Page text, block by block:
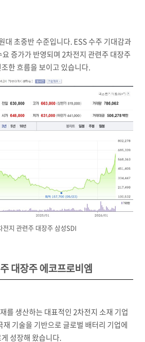
대 초중반 수준입니다. ESS 수주 기대감과
증가가 반영되며 2차전지 관련주 대장주
한 흐름을 보이고 있습니다.
전지 관련주 대장주 삼성SDI
대장주 에코프로비엠
를 생산하는 대표적인 2차전지 소재 기업
재 기술을 기반으로 글로벌 배터리 기업에
성장해 왔습니다.